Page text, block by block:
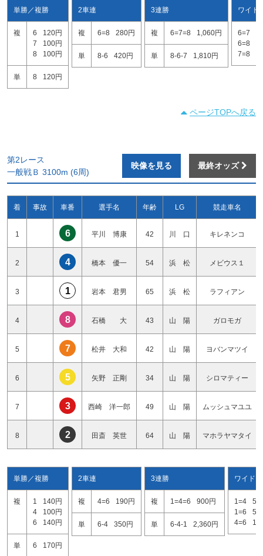
単勝／複勝
複 6
120円
7
100円
8
100円
単 8 120円
2車連
複 6=8 280円
単 8-6 420円
3連勝
複 6=7=8 1,060円
単 8-6-7 1,810円
ワイド
6=7
6=8
7=8
ページTOPへ戻る
第2レース
一般戦Ｂ 3100m (6周)
映像を見る 最終オッズ
着 事故 車番 選手名 年齢 LG 競走車名
1 6 平川 博康 42 川 口 キレネンコ
2 4 橋本 優一 54 浜 松 メビウス１
3 1 岩本 君男 65 浜 松 ラフィアン
4 8 石橋 大 43 山 陽 ガロモガ
5 7 松井 大和 42 山 陽 ヨバンマツイ
6 5 矢野 正剛 34 山 陽 シロマティー
7 3 西崎 洋一郎 49 山 陽 ムッシュマユユ
8 2 田斎 英世 64 山 陽 マホラヤマタイ
単勝／複勝
複 1
140円
4
100円
6
140円
単 6 170円
2車連
複 4=6 190円
単 6-4 350円
3連勝
複 1=4=6 900円
単 6-4-1 2,360円
ワイド
1=4
1=6
4=6